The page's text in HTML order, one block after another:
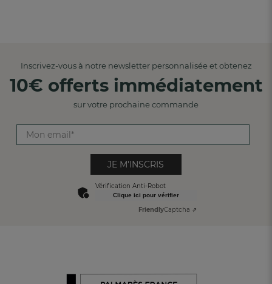
Inscrivez-vous à notre newsletter personnalisée et obtenez
10€ offerts immédiatement
sur votre prochaine commande
JE M'INSCRIS
Vérification Anti-Robot
Clique ici pour vérifier
FriendlyCaptcha ⇗